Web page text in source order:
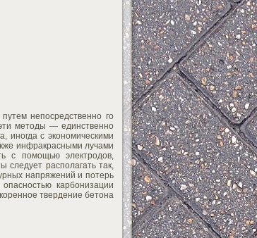
непосредственно го
методы — единственно
иногда с экономическими
инфракрасными лучами
с помощью электродов,
следует располагать так,
напряжений и потерь
карбонизации
твердение бетона